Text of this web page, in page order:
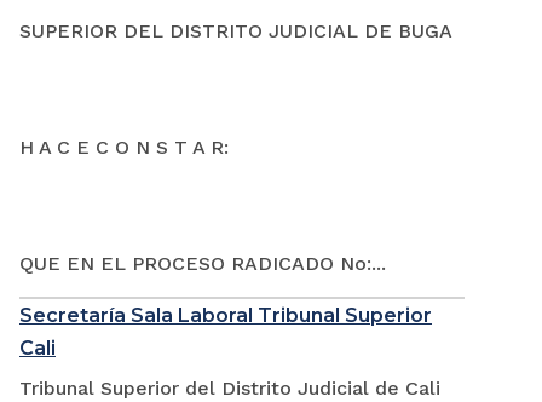
SUPERIOR DEL DISTRITO JUDICIAL DE BUGA
H A C E C O N S T A R:
QUE EN EL PROCESO RADICADO No:...
Secretaría Sala Laboral Tribunal Superior
Cali
Tribunal Superior del Distrito Judicial de Cali